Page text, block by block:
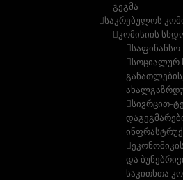
გეგმა
საკრებულოს
კომისიის
სოციალურ
სივრცით-
და
საკითხთა